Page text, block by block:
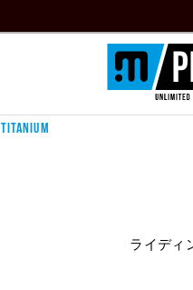
Titanium
ライディ